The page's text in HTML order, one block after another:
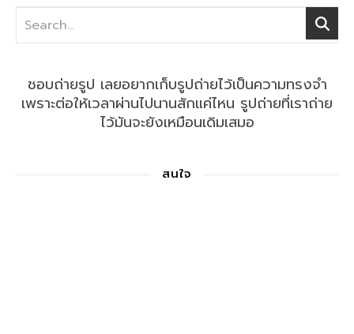
ชอบถ่ายรูป เลยอยากเก็บรูปถ่ายไว้เป็นความทรงจำ
เพราะต่อให้เวลาผ่านไปนานสักแค่ไหน รูปถ่ายที่เราถ่าย
ไว้มันจะยังเหมือนเดิมเสมอ
สนใจ